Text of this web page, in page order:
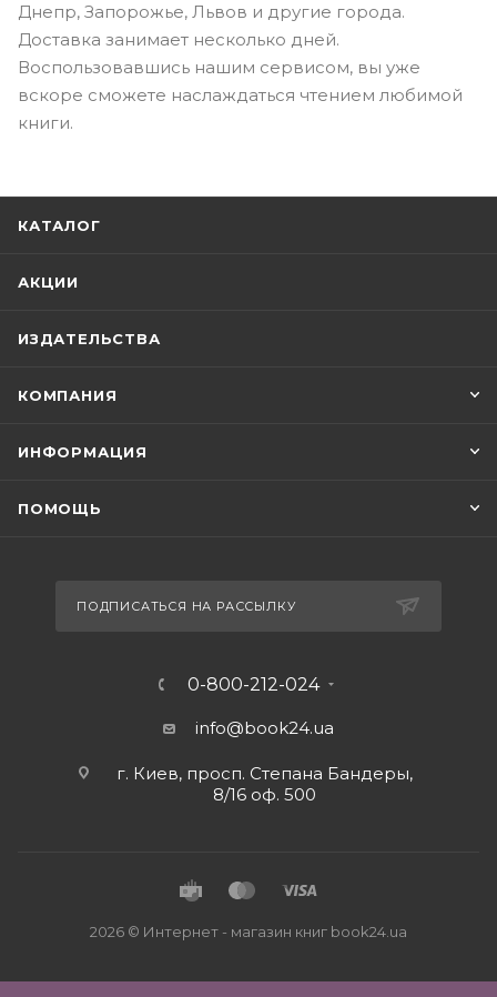
Днепр, Запорожье, Львов и другие города.
Доставка занимает несколько дней.
Воспользовавшись нашим сервисом, вы уже
вскоре сможете наслаждаться чтением любимой
книги.
КАТАЛОГ
АКЦИИ
ИЗДАТЕЛЬСТВА
КОМПАНИЯ
ИНФОРМАЦИЯ
ПОМОЩЬ
ПОДПИСАТЬСЯ НА РАССЫЛКУ
0-800-212-024
info@book24.ua
г. Киев, просп. Степана Бандеры,
8/16 оф. 500
2026 © Интернет - магазин книг book24.ua